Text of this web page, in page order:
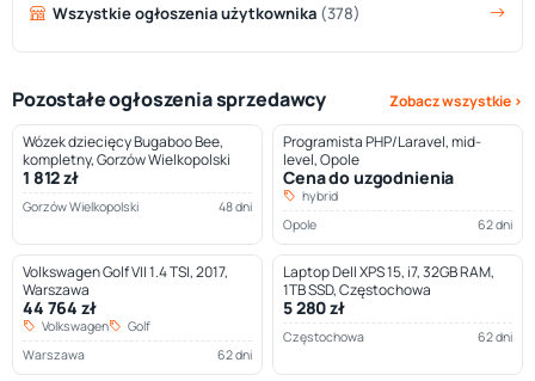
Wszystkie ogłoszenia użytkownika (378)
Pozostałe ogłoszenia sprzedawcy
Zobacz wszystkie ›
Wózek dziecięcy Bugaboo Bee,
kompletny, Gorzów Wielkopolski
1 812 zł
Gorzów Wielkopolski 48 dni
Programista PHP/Laravel, mid-
level, Opole
Cena do uzgodnienia
hybrid
Opole
62 dni
Volkswagen Golf VII 1.4 TSI, 2017,
Warszawa
44 764 zł
Volkswagen
Golf
Warszawa
62 dni
Laptop Dell XPS 15, i7, 32GB RAM,
1TB SSD, Częstochowa
5 280 zł
Częstochowa 62 dni